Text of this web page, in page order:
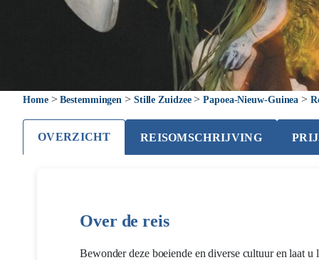
Home>Bestemmingen > Stille Zuidzee>Papoea-Nieuw-Guinea >
OVERZICHT REISOMSCHRIJVING
Over de reis
Bewonder deze boeiende en diverse cultuur en laat u